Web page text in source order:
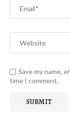
Save my name,
time I comment.